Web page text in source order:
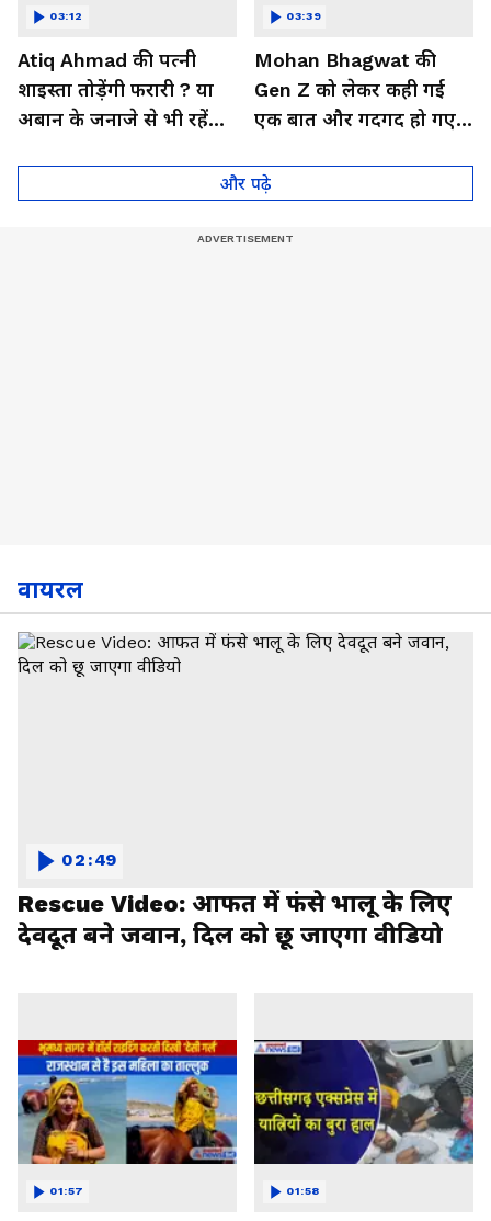
Atiq Ahmad की पत्नी
शाइस्ता तोड़ेंगी फरारी ? या
अबान के जनाजे से भी रहेंगी
03:12
Mohan Bhagwat की
Gen Z को लेकर कही गई
एक बात और गदगद हो गए
03:39
और पढ़े
वायरल
Rescue Video: आफत में फंसे भालू के लिए
देवदूत बने जवान, दिल को छू जाएगा वीडियो
02:49
01:57 01:58